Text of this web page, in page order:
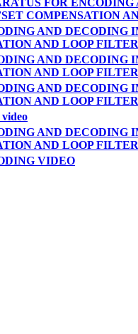
FOR
COMPENSATION
AND DECODING
AND LOOP
AND DECODING
AND LOOP
AND DECODING
AND LOOP
AND DECODING
AND LOOP
VIDEO